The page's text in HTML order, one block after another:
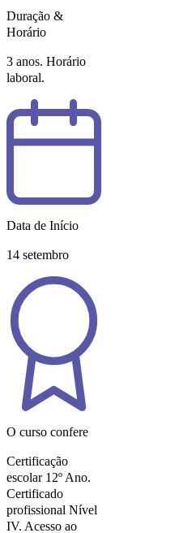
Duração &
Horário
3 anos. Horário
laboral.
Data de Início
14 setembro
O curso confere
Certificação
escolar 12º Ano.
Certificado
profissional Nível
IV. Acesso ao